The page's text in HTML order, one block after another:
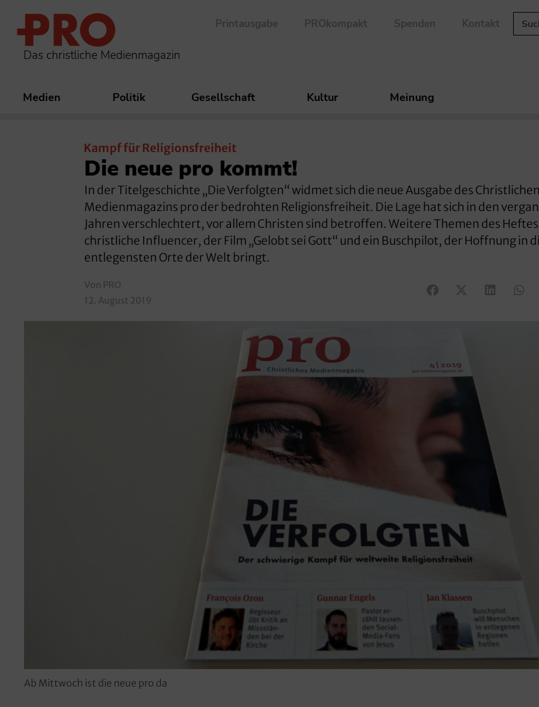
Das christliche Medienmagazin
Printausgabe PROkompakt Spenden Kontakt
Medien Politik Gesellschaft Kultur Meinung
Kampf für Religionsfreiheit
Die neue pro kommt!
In der Titelgeschichte „Die Verfolgten“ widmet sich die neue Ausgabe des Christlichen
Medienmagazins pro der bedrohten Religionsfreiheit. Die Lage hat sich in den
Jahren verschlechtert, vor allem Christen sind betroffen. Weitere Themen des
christliche Influencer, der Film „Gelobt sei Gott“ und ein Buschpilot, der Hoffnung in
entlegensten Orte der Welt bringt.
Von PRO
12. August 2019
Ab Mittwoch ist die neue pro da